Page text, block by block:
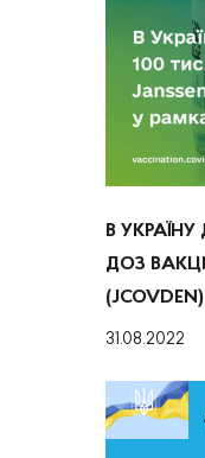
В
ДОЗ
31.08.2022